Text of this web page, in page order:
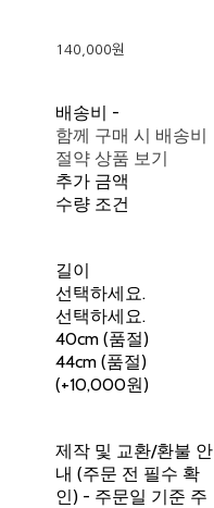
140,000원
배송비 -
함께 구매 시 배송비
절약 상품 보기
추가 금액
수량 조건
길이
선택하세요.
선택하세요.
40cm (품절)
44cm (품절)
(+10,000원)
제작 및 교환/환불 안
내 (주문 전 필수 확
인) - 주문일 기준 주